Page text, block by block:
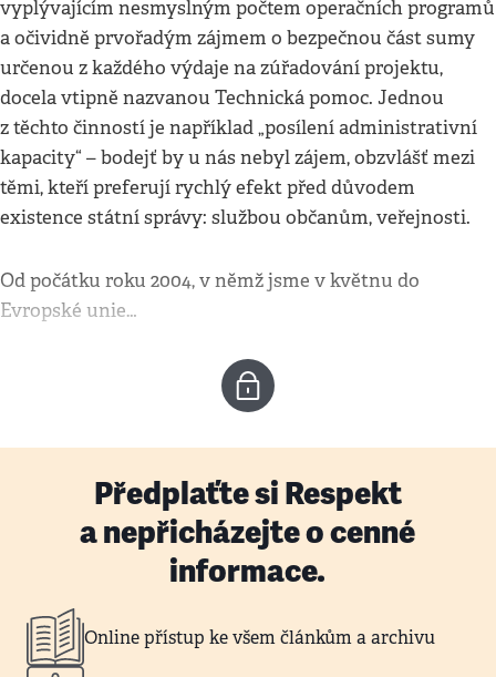
vyplývajícím nesmyslným počtem operačních programů
a očividně prvořadým zájmem o bezpečnou část sumy
určenou z každého výdaje na zúřadování projektu,
docela vtipně nazvanou Technická pomoc. Jednou
z těchto činností je například „posílení administrativní
kapacity“ – bodejť by u nás nebyl zájem, obzvlášť mezi
těmi, kteří preferují rychlý efekt před důvodem
existence státní správy: službou občanům, veřejnosti.
Od počátku roku 2004, v němž jsme v květnu do
Evropské unie…
Předplaťte si Respekt
a nepřicházejte o cenné
informace.
Online přístup ke všem článkům a archivu